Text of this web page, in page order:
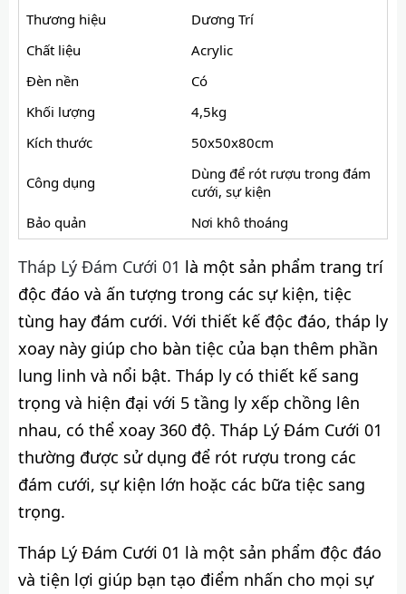
Thương hiệu
Dương Trí
Chất liệu
Acrylic
Đèn nền
Có
Khối lượng
4,5kg
Kích thước
50x50x80cm
Công dụng
Dùng để rót rượu trong đám
cưới, sự kiện
Bảo quản
Nơi khô thoáng
Tháp Lý Đám Cưới 01 là một sản phẩm trang trí
độc đáo và ấn tượng trong các sự kiện, tiệc
tùng hay đám cưới. Với thiết kế độc đáo, tháp ly
xoay này giúp cho bàn tiệc của bạn thêm phần
lung linh và nổi bật. Tháp ly có thiết kế sang
trọng và hiện đại với 5 tầng ly xếp chồng lên
nhau, có thể xoay 360 độ. Tháp Lý Đám Cưới 01
thường được sử dụng để rót rượu trong các
đám cưới, sự kiện lớn hoặc các bữa tiệc sang
trọng.
Tháp Lý Đám Cưới 01 là một sản phẩm độc đáo
và tiện lợi giúp bạn tạo điểm nhấn cho mọi sự